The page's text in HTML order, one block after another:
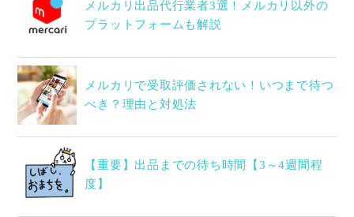
メルカリ出品代行業者3選！メルカリ以外の
プラットフォームも解説
メルカリで受取評価されない！いつまで待つ
べき？理由と対処法
【重要】出品までの待ち時間【3～4週間程
度】